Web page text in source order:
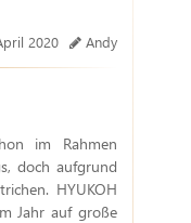
2020 Andy
im Rahmen
doch aufgrund
HYUKOH
Jahr auf große